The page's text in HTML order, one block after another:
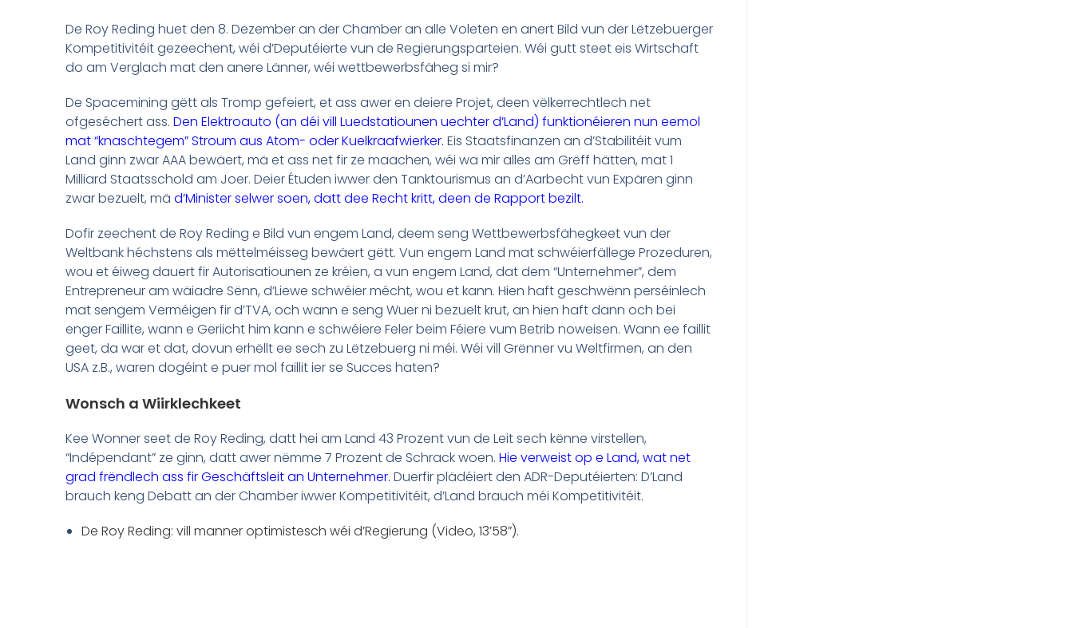
De Roy Reding huet den 8. Dezember an der Chamber an alle Voleten en anert Bild vun der Lëtzebuerger
Kompetitivitéit gezeechent, wéi d’Deputéierte vun de Regierungsparteien. Wéi gutt steet eis Wirtschaft
do am Verglach mat den anere Länner, wéi wettbewerbsfäheg si mir?
De Spacemining gëtt als Tromp gefeiert, et ass awer en deiere Projet, deen vëlkerrechtlech net
ofgeséchert ass. Den Elektroauto (an déi vill Luedstatiounen uechter d’Land) funktionéieren nun eemol
mat “knaschtegem” Stroum aus Atom- oder Kuelkraafwierker. Eis Staatsfinanzen an d’Stabilitéit vum
Land ginn zwar AAA bewäert, mä et ass net fir ze maachen, wéi wa mir alles am Grëff hätten, mat 1
Milliard Staatsschold am Joer. Deier Étuden iwwer den Tanktourismus an d’Aarbecht vun Expären ginn
zwar bezuelt, mä d’Minister selwer soen, datt dee Recht kritt, deen de Rapport bezilt.
Dofir zeechent de Roy Reding e Bild vun engem Land, deem seng Wettbewerbsfähegkeet vun der
Weltbank héchstens als mëttelméisseg bewäert gëtt. Vun engem Land mat schwéierfällege Prozeduren,
wou et éiweg dauert fir Autorisatiounen ze kréien, a vun engem Land, dat dem “Unternehmer”, dem
Entrepreneur am wäiadre Sënn, d’Liewe schwéier mécht, wou et kann. Hien haft geschwënn perséinlech
mat sengem Verméigen fir d’TVA, och wann e seng Wuer ni bezuelt krut, an hien haft dann och bei
enger Faillite, wann e Geriicht him kann e schwéiere Feler beim Féiere vum Betrib noweisen. Wann ee faillit
geet, da war et dat, dovun erhëllt ee sech zu Lëtzebuerg ni méi. Wéi vill Grënner vu Weltfirmen, an den
USA z.B., waren dogéint e puer mol faillit ier se Succes haten?
Wonsch a Wiirklechkeet
Kee Wonner seet de Roy Reding, datt hei am Land 43 Prozent vun de Leit sech kënne virstellen,
“Indépendant” ze ginn, datt awer nëmme 7 Prozent de Schrack woen. Hie verweist op e Land, wat net
grad frëndlech ass fir Geschäftsleit an Unternehmer. Duerfir plädéiert den ADR-Deputéierten: D’Land
brauch keng Debatt an der Chamber iwwer Kompetitivitéit, d’Land brauch méi Kompetitivitéit.
De Roy Reding: vill manner optimistesch wéi d’Regierung (Video, 13’58”).